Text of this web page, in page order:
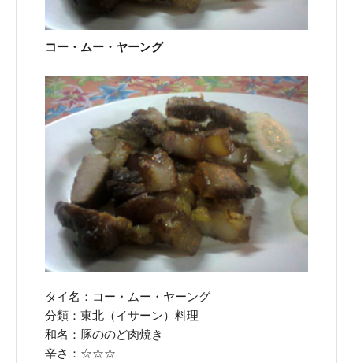
コー・ムー・ヤーング
タイ名：コー・ムー・ヤーング
分類：東北（イサーン）料理
和名：豚ののど肉焼き
辛さ：☆☆☆